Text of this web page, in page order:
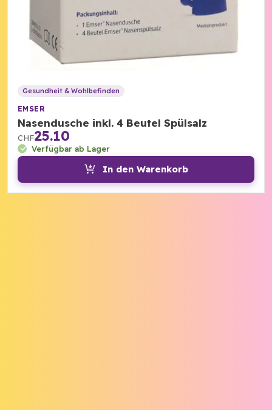
Gesundheit & Wohlbefinden
EMSER
Nasendusche inkl. 4 Beutel Spülsalz
CHF25.10
Verfügbar ab Lager
In den Warenkorb